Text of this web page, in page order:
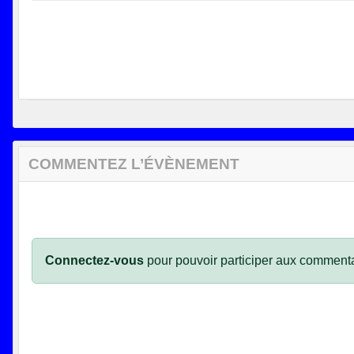
COMMENTEZ L’ÉVÈNEMENT
Connectez-vous pour pouvoir participer aux